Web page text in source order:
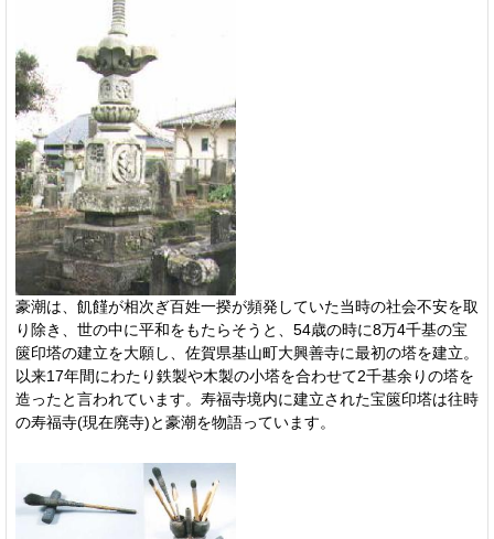
豪潮は、飢饉が相次ぎ百姓一揆が頻発していた当時の社会不安を取
り除き、世の中に平和をもたらそうと、54歳の時に8万4千基の宝
篋印塔の建立を大願し、佐賀県基山町大興善寺に最初の塔を建立。
以来17年間にわたり鉄製や木製の小塔を合わせて2千基余りの塔を
造ったと言われています。寿福寺境内に建立された宝篋印塔は往時
の寿福寺(現在廃寺)と豪潮を物語っています。